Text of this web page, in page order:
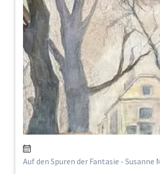
Auf den Spuren der Fantasie - Susanne